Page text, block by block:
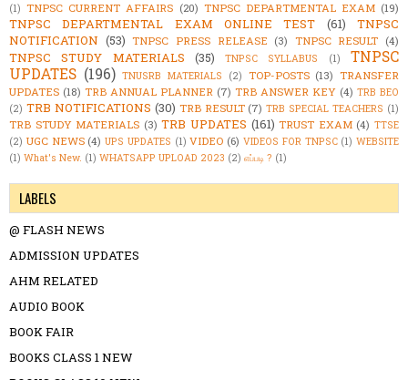
(1) TNPSC CURRENT AFFAIRS (20) TNPSC DEPARTMENTAL EXAM (19)
TNPSC DEPARTMENTAL EXAM ONLINE TEST (61)
TNPSC
NOTIFICATION (53) TNPSC PRESS RELEASE (3) TNPSC RESULT (4)
TNPSC STUDY MATERIALS (35) TNPSC SYLLABUS (1)
TNPSC
UPDATES (196) TNUSRB MATERIALS (2) TOP-POSTS (13) TRANSFER
UPDATES (18) TRB ANNUAL PLANNER (7) TRB ANSWER KEY (4) TRB BEO
(2) TRB NOTIFICATIONS (30) TRB RESULT (7) TRB SPECIAL TEACHERS (1)
TRB STUDY MATERIALS (3) TRB UPDATES (161) TRUST EXAM (4) TTSE
(2) UGC NEWS (4) UPS UPDATES (1) VIDEO (6) VIDEOS FOR TNPSC (1) WEBSITE
(1) What's New. (1) WHATSAPP UPLOAD 2023 (2) எப்படி ? (1)
LABELS
@ FLASH NEWS
ADMISSION UPDATES
AHM RELATED
AUDIO BOOK
BOOK FAIR
BOOKS CLASS 1 NEW